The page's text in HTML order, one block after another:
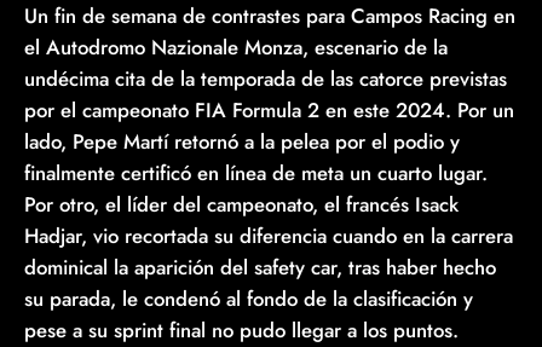
Un fin de semana de contrastes para Campos Racing en
el Autodromo Nazionale Monza, escenario de la
undécima cita de la temporada de las catorce previstas
por el campeonato FIA Formula 2 en este 2024. Por un
lado, Pepe Martí retornó a la pelea por el podio y
finalmente certificó en línea de meta un cuarto lugar.
Por otro, el líder del campeonato, el francés Isack
Hadjar, vio recortada su diferencia cuando en la carrera
dominical la aparición del safety car, tras haber hecho
su parada, le condenó al fondo de la clasificación y
pese a su sprint final no pudo llegar a los puntos.